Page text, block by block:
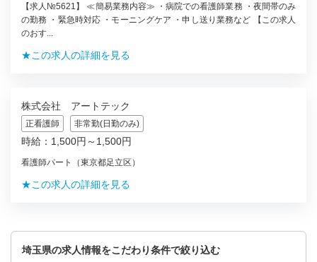
【求人№5621】 ≪簡易業務内容≫ ・病院での看護師業務 ・夜間帯のみ
の勤務 ・緊急時対応 ・モーニングケア ・申し送り業務など 【この求人
のおす...
★この求人の詳細を見る
株式会社 アートテック
正看護師 非常勤(日勤のみ)
時給：1,500円～1,500円
看護師パート（東京都足立区）
★この求人の詳細を見る
埼玉県の求人情報をこだわり条件で絞り込む